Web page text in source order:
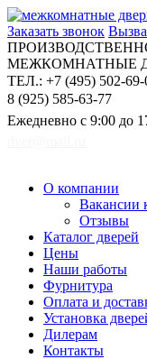
Заказать звонок
МЕЖКОМНАТНЫЕ
ТЕЛ.: +7 (495) 502-69-
8 (925) 585-63-77
Ежедневно с 9:00 до
О компании
Вакансии
Отзывы
Каталог дверей
Цены
Наши работы
Фурнитура
Оплата и
Установка
Дилерам
Контакты